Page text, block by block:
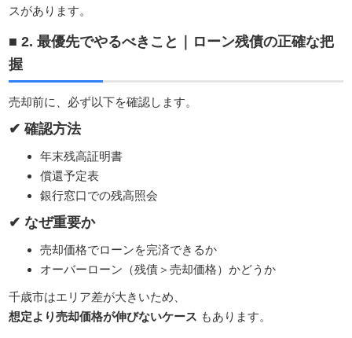
スがあります。
■ 2. 最優先でやるべきこと｜ローン残債の正確な把
握
売却前に、必ず以下を確認します。
✔ 確認方法
年末残高証明書
償還予定表
銀行窓口での残高照会
✔ なぜ重要か
売却価格でローンを完済できるか
オーバーローン（残債＞売却価格）かどうか
千歳市はエリア差が大きいため、
想定より売却価格が伸びないケース もあります。